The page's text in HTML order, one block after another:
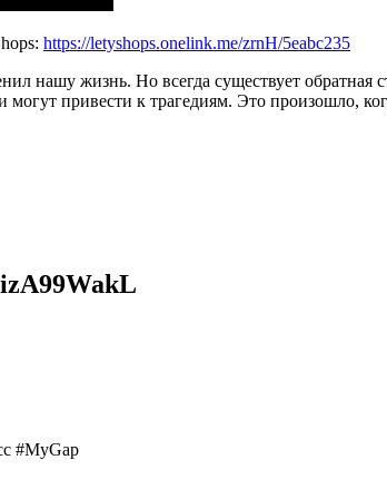
https://letyshops.onelink.me/zrnH/5eabc235
нашу жизнь. Но всегда существует
привести к трагедиям. Это произошло,
#MyGap